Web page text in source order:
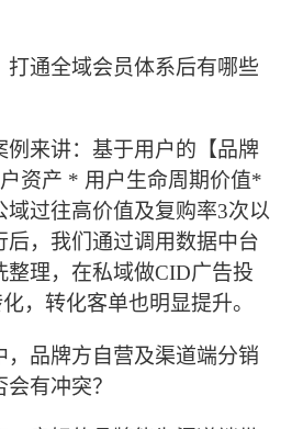
打通全域会员体系后有哪些
例来讲：基于用户的【品牌
资产 * 用户生命周期价值*
域过往高价值及复购率3次以
后，我们通过调用数据中台
整理，在私域做CID广告投
，转化客单也明显提升。
，品牌方自营及渠道端分销
有冲突？